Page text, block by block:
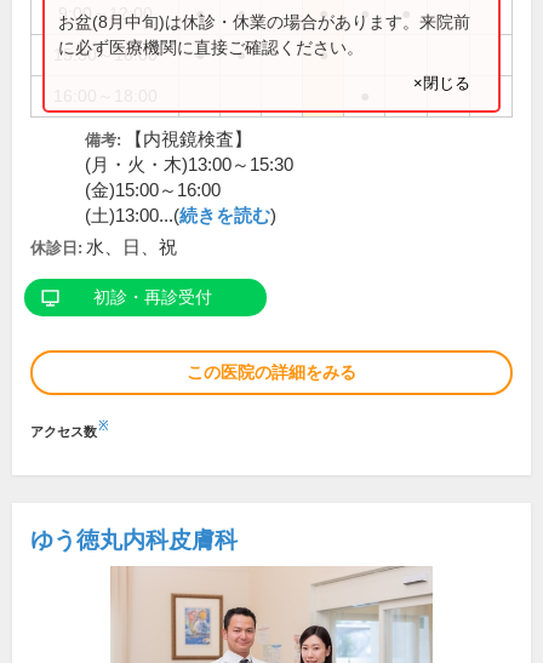
9:00～12:00 ● ● ● ●
15:30～18:00 ● ● ●
お盆(8月中旬)は休診・休業の場合があります。来院前
に必ず医療機関に直接ご確認ください。
×閉じる
備考:
【内視鏡検査】
(月・火・木)13:00～15:30
(金)15:00～16:00
(土)13:00...(続きを読む)
休診日: 水、日、祝
初診・再診受付
この医院の詳細をみる
アクセス数※
ゆう徳丸内科皮膚科